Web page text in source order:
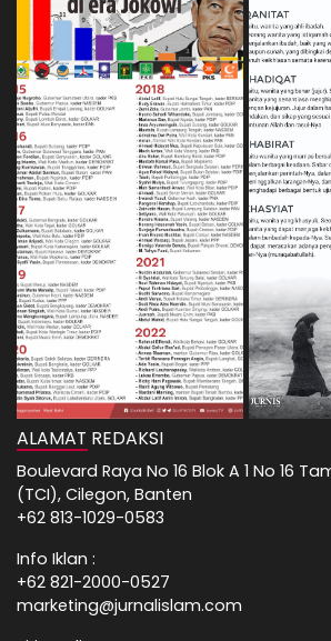
ALAMAT REDAKSI
Boulevard Raya No 16 Blok A 1 No 16
(TCI), Cilegon, Banten
+62 813-1029-0583
Info Iklan :
+62 821-2000-0527
marketing@jurnalislam.com